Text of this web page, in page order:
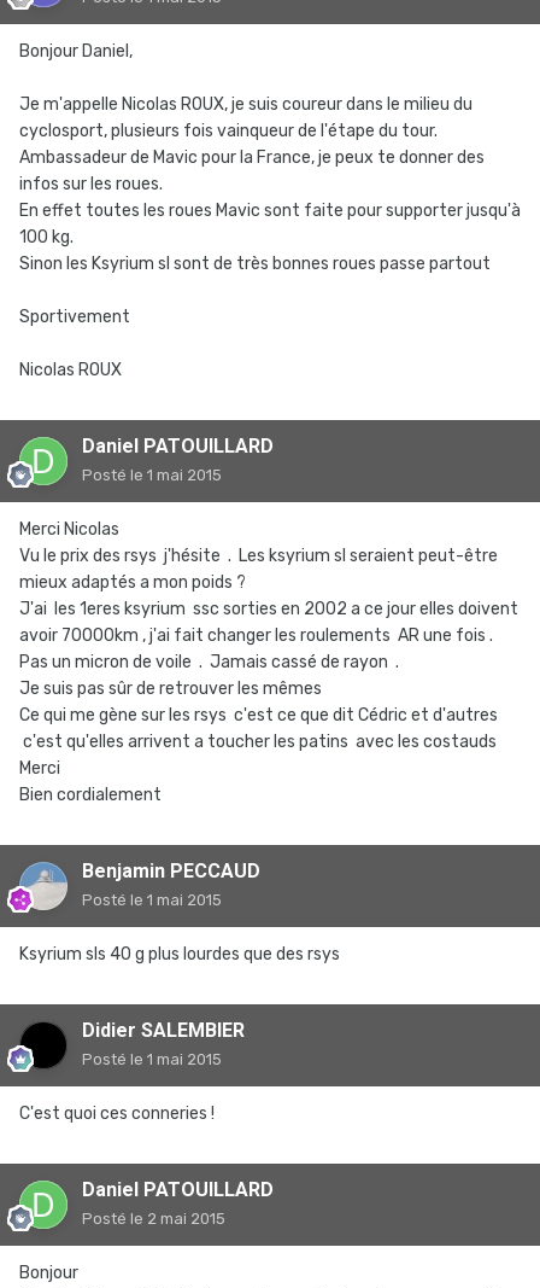
Bonjour Daniel,
Je m'appelle Nicolas ROUX, je suis coureur dans le milieu du
cyclosport, plusieurs fois vainqueur de l'étape du tour.
Ambassadeur de Mavic pour la France, je peux te donner des
infos sur les roues.
En effet toutes les roues Mavic sont faite pour supporter jusqu'à
100 kg.
Sinon les Ksyrium sl sont de très bonnes roues passe partout
Sportivement
Nicolas ROUX
Daniel PATOUILLARD
Posté le 1 mai 2015
Merci Nicolas
Vu le prix des rsys j'hésite . Les ksyrium sl seraient peut-être
mieux adaptés a mon poids ?
J'ai les 1eres ksyrium ssc sorties en 2002 a ce jour elles doivent
avoir 70000km , j'ai fait changer les roulements AR une fois .
Pas un micron de voile . Jamais cassé de rayon .
Je suis pas sûr de retrouver les mêmes
Ce qui me gène sur les rsys c'est ce que dit Cédric et d'autres
c'est qu'elles arrivent a toucher les patins avec les costauds
Merci
Bien cordialement
Benjamin PECCAUD
Posté le 1 mai 2015
Ksyrium sls 40 g plus lourdes que des rsys
Didier SALEMBIER
Posté le 1 mai 2015
C'est quoi ces conneries !
Daniel PATOUILLARD
Posté le 2 mai 2015
Bonjour